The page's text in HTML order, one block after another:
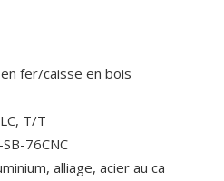
fer/caisse en bois
LC, T/T
76CNC
alliage, acier au ca